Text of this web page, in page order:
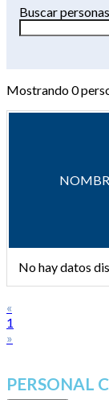
Buscar personas
Mostrando0
No hay datos
«
1
»
PERSONAL